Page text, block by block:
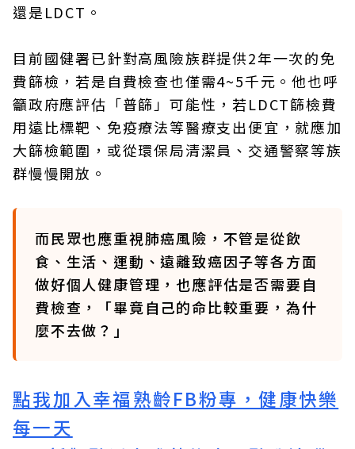
還是LDCT。
目前國健署已針對高風險族群提供2年一次的免
費篩檢，若是自費檢查也僅需4~5千元。他也呼
籲政府應評估「普篩」可能性，若LDCT篩檢費
用遠比標靶、免疫療法等醫療支出便宜，就應加
大篩檢範圍，或從環保局清潔員、交通警察等族
群慢慢開放。
而民眾也應重視肺癌風險，不管是從飲
食、生活、運動、遠離致癌因子等各方面
做好個人健康管理，也應評估是否需要自
費檢查，「畢竟自己的命比較重要，為什
麼不去做？」
點我加入幸福熟齡FB粉專，健康快樂
每一天